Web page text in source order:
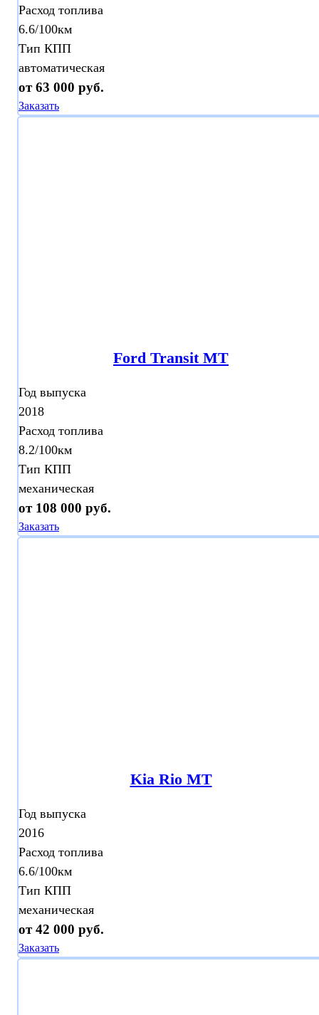
Расход топлива
6.6/100км
Тип КПП
автоматическая
от 63 000 руб.
Заказать
Ford Transit МТ
Год выпуска
2018
Расход топлива
8.2/100км
Тип КПП
механическая
от 108 000 руб.
Заказать
Kia Rio MT
Год выпуска
2016
Расход топлива
6.6/100км
Тип КПП
механическая
от 42 000 руб.
Заказать